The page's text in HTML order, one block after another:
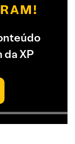
XP